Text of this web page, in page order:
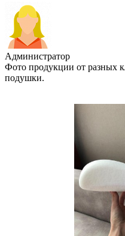
Администратор
Фото продукции от разных
подушки.